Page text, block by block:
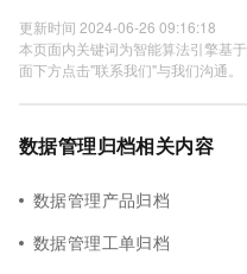
更新时间 2024-06-26 09:16:18
本页面内关键词为智能算法引擎基
面下方点击"联系我们"与我们沟通。
数据管理归档相关内容
数据管理产品归档
数据管理工单归档